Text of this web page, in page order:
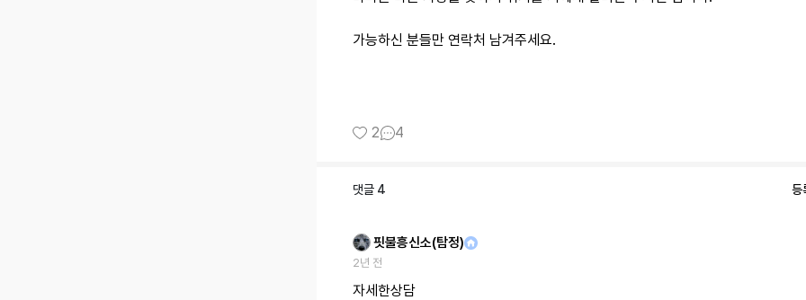
가능하신 분들만 연락처 남겨주세요.
2 4
댓글 4 등
핏불흥신소(탐정)
2년 전
자세한상담